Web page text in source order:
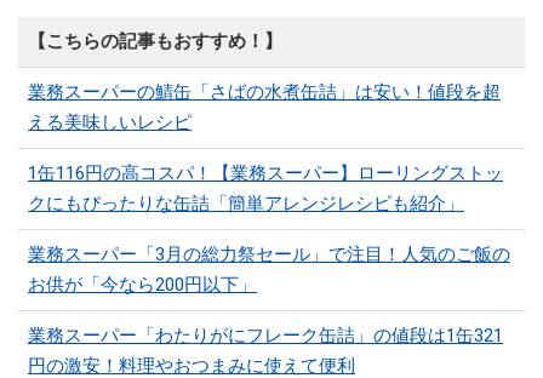
【こちらの記事もおすすめ！】
業務スーパーの鯖缶「さばの水煮缶詰」は安い！値段を超
える美味しいレシピ
1缶116円の高コスパ！【業務スーパー】ローリングストッ
クにもぴったりな缶詰「簡単アレンジレシピも紹介」
業務スーパー「3月の総力祭セール」で注目！人気のご飯の
お供が「今なら200円以下」
業務スーパー「わたりがにフレーク缶詰」の値段は1缶321
円の激安！料理やおつまみに使えて便利